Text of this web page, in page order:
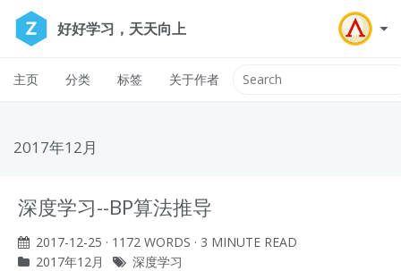
好好学习，天天向上
主页 分类 标签 关于作者
2017年12月
深度学习--BP算法推导
2017-12-25 · 1172 WORDS · 3 MINUTE READ
2017年12月
深度学习